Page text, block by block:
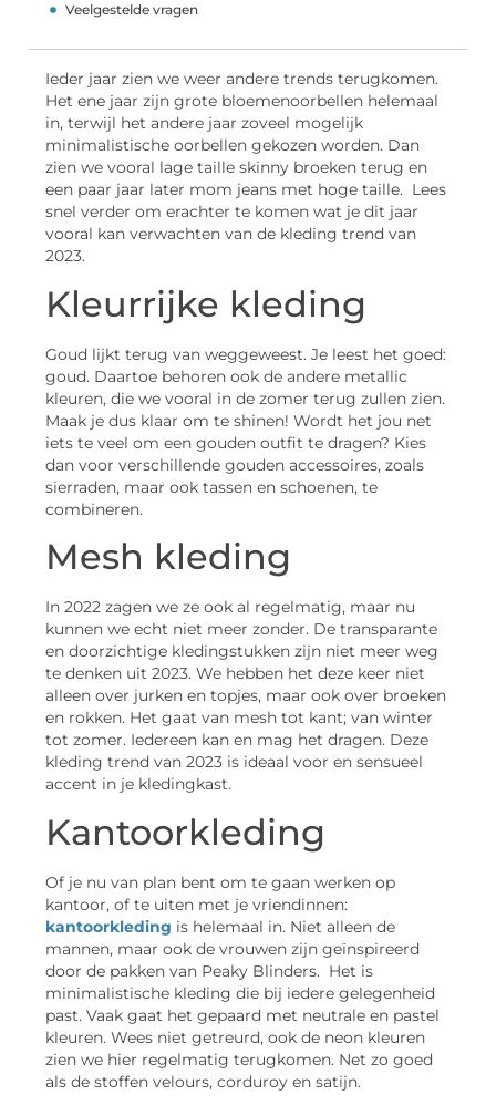
Veelgestelde vragen
Ieder jaar zien we weer andere trends terugkomen.
Het ene jaar zijn grote bloemenoorbellen helemaal
in, terwijl het andere jaar zoveel mogelijk
minimalistische oorbellen gekozen worden. Dan
zien we vooral lage taille skinny broeken terug en
een paar jaar later mom jeans met hoge taille. Lees
snel verder om erachter te komen wat je dit jaar
vooral kan verwachten van de kleding trend van
2023.
Kleurrijke kleding
Goud lijkt terug van weggeweest. Je leest het goed:
goud. Daartoe behoren ook de andere metallic
kleuren, die we vooral in de zomer terug zullen zien.
Maak je dus klaar om te shinen! Wordt het jou net
iets te veel om een gouden outfit te dragen? Kies
dan voor verschillende gouden accessoires, zoals
sierraden, maar ook tassen en schoenen, te
combineren.
Mesh kleding
In 2022 zagen we ze ook al regelmatig, maar nu
kunnen we echt niet meer zonder. De transparante
en doorzichtige kledingstukken zijn niet meer weg
te denken uit 2023. We hebben het deze keer niet
alleen over jurken en topjes, maar ook over broeken
en rokken. Het gaat van mesh tot kant; van winter
tot zomer. Iedereen kan en mag het dragen. Deze
kleding trend van 2023 is ideaal voor en sensueel
accent in je kledingkast.
Kantoorkleding
Of je nu van plan bent om te gaan werken op
kantoor, of te uiten met je vriendinnen:
kantoorkleding is helemaal in. Niet alleen de
mannen, maar ook de vrouwen zijn geïnspireerd
door de pakken van Peaky Blinders. Het is
minimalistische kleding die bij iedere gelegenheid
past. Vaak gaat het gepaard met neutrale en pastel
kleuren. Wees niet getreurd, ook de neon kleuren
zien we hier regelmatig terugkomen. Net zo goed
als de stoffen velours, corduroy en satijn.